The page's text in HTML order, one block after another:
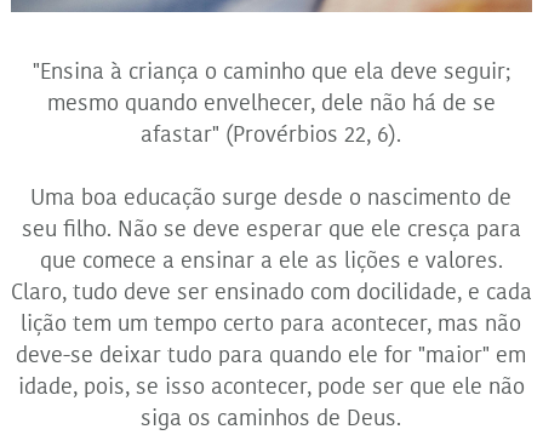
"Ensina à criança o caminho que ela deve seguir;
mesmo quando envelhecer, dele não há de se
afastar" (Provérbios 22, 6).
Uma boa educação surge desde o nascimento de
seu filho. Não se deve esperar que ele cresça para
que comece a ensinar a ele as lições e valores.
Claro, tudo deve ser ensinado com docilidade, e cada
lição tem um tempo certo para acontecer, mas não
deve-se deixar tudo para quando ele for "maior" em
idade, pois, se isso acontecer, pode ser que ele não
siga os caminhos de Deus.